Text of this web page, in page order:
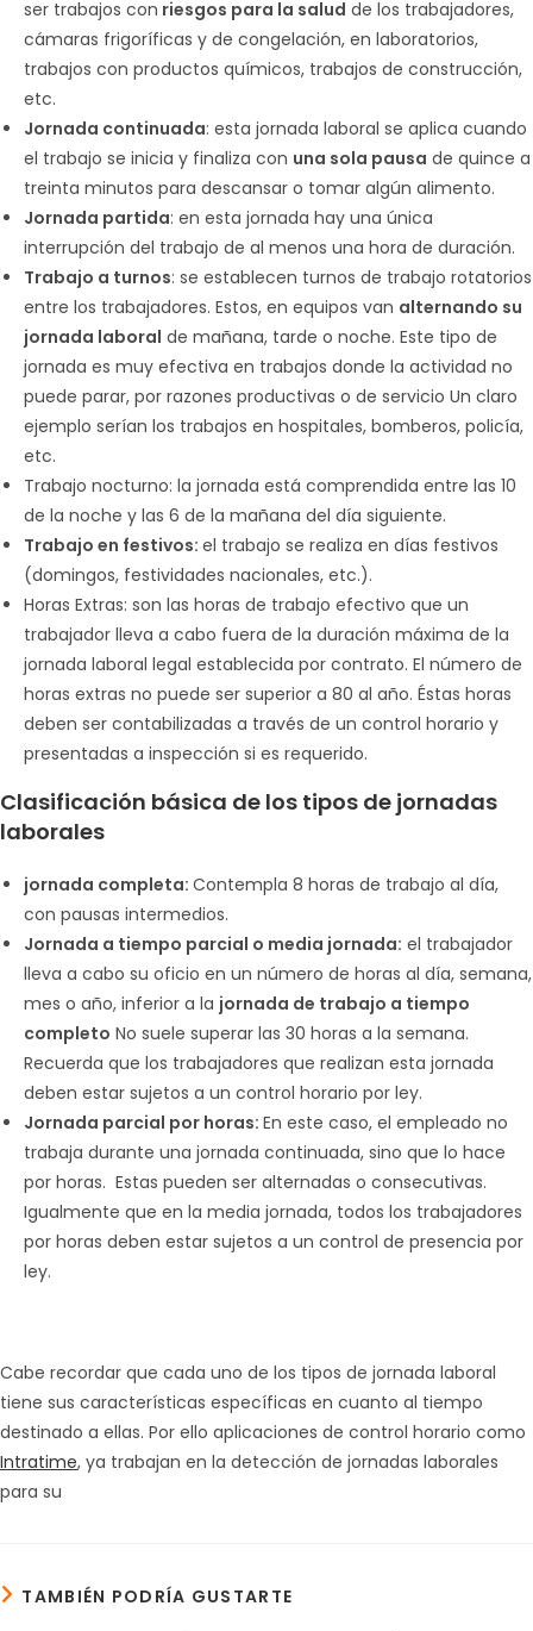
ser trabajos con riesgos para la salud de los trabajadores,
cámaras frigoríficas y de congelación, en laboratorios,
trabajos con productos químicos, trabajos de construcción,
etc.
Jornada continuada: esta jornada laboral se aplica cuando
el trabajo se inicia y finaliza con una sola pausa de quince a
treinta minutos para descansar o tomar algún alimento.
Jornada partida: en esta jornada hay una única
interrupción del trabajo de al menos una hora de duración.
Trabajo a turnos: se establecen turnos de trabajo rotatorios
entre los trabajadores. Estos, en equipos van alternando su
jornada laboral de mañana, tarde o noche. Este tipo de
jornada es muy efectiva en trabajos donde la actividad no
puede parar, por razones productivas o de servicio Un claro
ejemplo serían los trabajos en hospitales, bomberos, policía,
etc.
Trabajo nocturno: la jornada está comprendida entre las 10
de la noche y las 6 de la mañana del día siguiente.
Trabajo en festivos: el trabajo se realiza en días festivos
(domingos, festividades nacionales, etc.).
Horas Extras: son las horas de trabajo efectivo que un
trabajador lleva a cabo fuera de la duración máxima de la
jornada laboral legal establecida por contrato. El número de
horas extras no puede ser superior a 80 al año. Éstas horas
deben ser contabilizadas a través de un control horario y
presentadas a inspección si es requerido.
Clasificación básica de los tipos de jornadas
laborales
jornada completa: Contempla 8 horas de trabajo al día,
con pausas intermedios.
Jornada a tiempo parcial o media jornada: el trabajador
lleva a cabo su oficio en un número de horas al día, semana,
mes o año, inferior a la jornada de trabajo a tiempo
completo No suele superar las 30 horas a la semana.
Recuerda que los trabajadores que realizan esta jornada
deben estar sujetos a un control horario por ley.
Jornada parcial por horas: En este caso, el empleado no
trabaja durante una jornada continuada, sino que lo hace
por horas. Estas pueden ser alternadas o consecutivas.
Igualmente que en la media jornada, todos los trabajadores
por horas deben estar sujetos a un control de presencia por
ley.
Cabe recordar que cada uno de los tipos de jornada laboral
tiene sus características específicas en cuanto al tiempo
destinado a ellas. Por ello aplicaciones de control horario como
Intratime, ya trabajan en la detección de jornadas laborales
para su
TAMBIÉN PODRÍA GUSTARTE